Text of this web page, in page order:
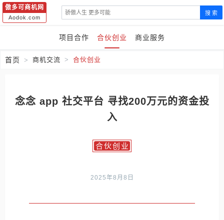
傲多可商机网
Aodok.com
搜 索
项目合作 合伙创业 商业服务
首页 商机交流 合伙创业
念念 app 社交平台 寻找200万元的资金投
入
合伙创业
2025年8月8日